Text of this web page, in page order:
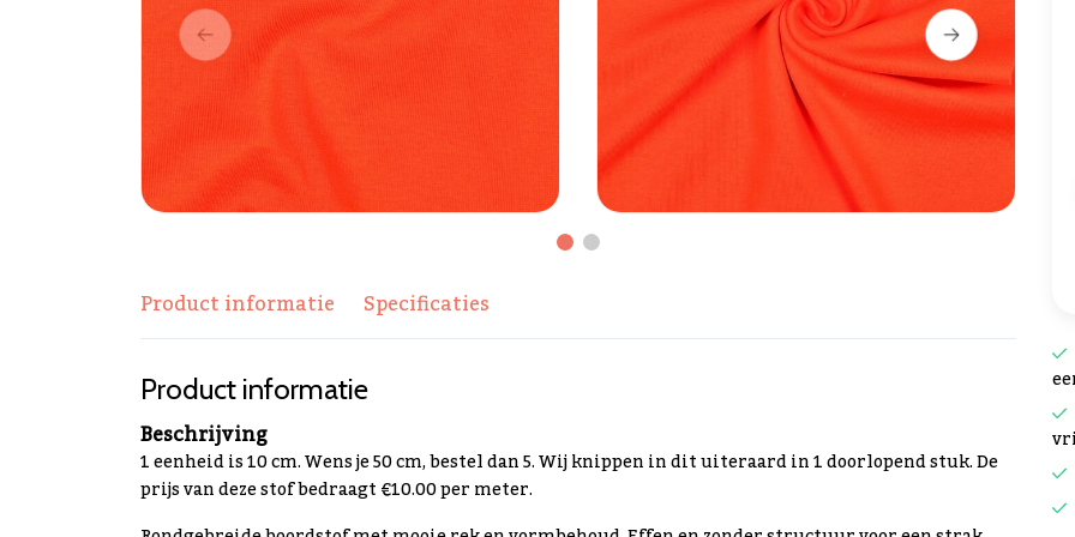
Product informatie Specificaties
Product informatie
Beschrijving
1 eenheid is 10 cm. Wens je 50 cm, bestel dan 5. Wij knippen in dit uiteraard in 1 doorlopend stuk. De
prijs van deze stof bedraagt €10.00 per meter.